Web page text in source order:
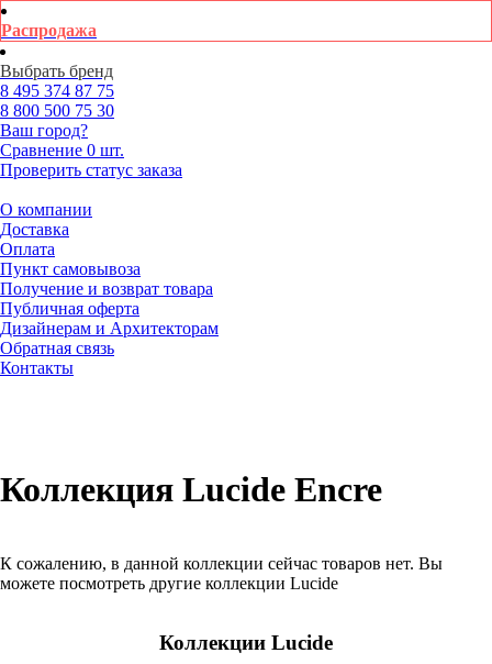
Распродажа
Выбрать бренд
8 495 374 87 75
8 800 500 75 30
Ваш город?
Сравнение 0 шт.
Проверить статус заказа
О компании
Доставка
Оплата
Пункт самовывоза
Получение и возврат товара
Публичная оферта
Дизайнерам и Архитекторам
Обратная связь
Контакты
Коллекция Lucide Encre
К сожалению, в данной коллекции сейчас товаров нет. Вы
можете посмотреть другие коллекции Lucide
Коллекции Lucide